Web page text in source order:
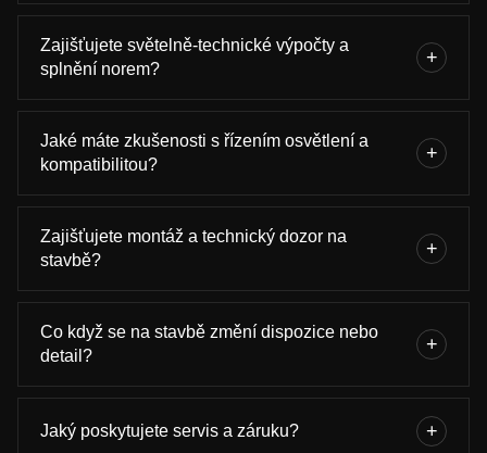
Rozpočet bereme jako součást návrhu. Navrhujeme varianty,
optimalizujeme řešení a reagujeme na změny rychle a bez
zbytečných průtahů.
Zajišťujete světelně-technické výpočty a
splnění norem?
+
Ano. Zpracováváme výpočty osvětlenosti, UGR a návrhy v
souladu s platnými normami. Výpočty používáme jako nástroj
pro kvalitní návrh, ne jen formální podklad.
Jaké máte zkušenosti s řízením osvětlení a
kompatibilitou?
+
Pracujeme se systémy DALI, Loxone, Tuya a dalšími.
Zaměřujeme se na kompatibilitu driverů, stmívání a
dlouhodobě spolehlivou funkčnost v reálném provozu.
Zajišťujete montáž a technický dozor na
stavbě?
+
Montáž zajišťujeme přímo, případně ve spolupráci s ověřenými
instalačními firmami. Součástí je technická podpora, autorský
dozor a řešení detailů na místě.
Co když se na stavbě změní dispozice nebo
detail?
+
Na změny v průběhu realizace jsme zvyklí. Umíme upravit
svítidla, navrhnout alternativy nebo řešení přizpůsobit
skutečným podmínkám stavby.
Jaký poskytujete servis a záruku? +